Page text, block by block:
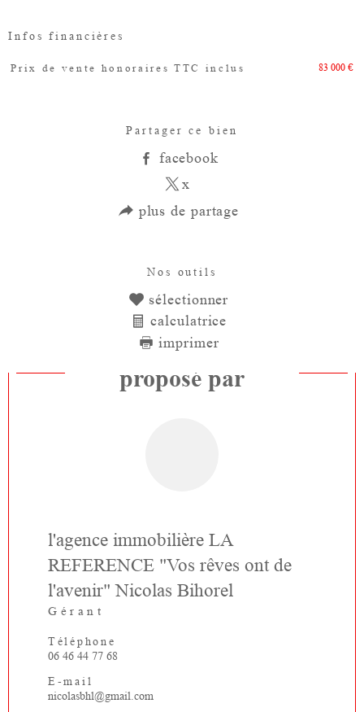
Infos financières
Caractéristiques Valeurs
Prix de vente honoraires TTC inclus 83 000 €
Partager ce bien
facebook
x
plus de partage
Nos outils
sélectionner
calculatrice
imprimer
Ce bien vous est
proposé par
l'agence immobilière LA
REFERENCE "Vos rêves ont de
l'avenir" Nicolas Bihorel
Gérant
Téléphone
06 46 44 77 68
E-mail
nicolasbhl@gmail.com